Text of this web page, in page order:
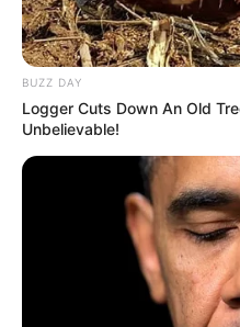
BUZZ DAY
Logger Cuts Down An Old
Unbelievable!